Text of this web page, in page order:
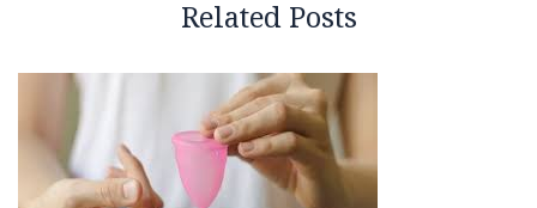
Related Posts